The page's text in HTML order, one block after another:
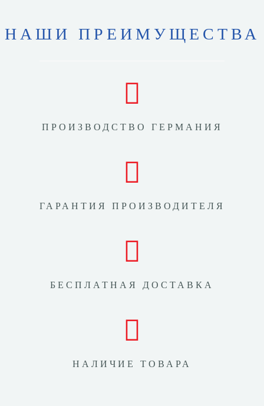
НАШИ ПРЕИМУЩЕСТВА
ПРОИЗВОДСТВО ГЕРМАНИЯ
ГАРАНТИЯ ПРОИЗВОДИТЕЛЯ
БЕСПЛАТНАЯ ДОСТАВКА
НАЛИЧИЕ ТОВАРА